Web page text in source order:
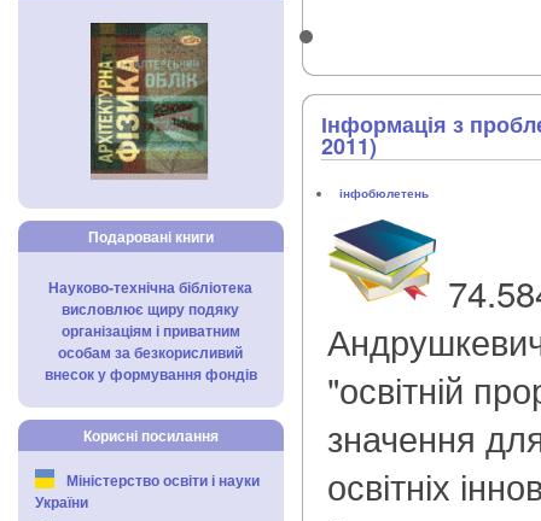
Подаровані книги
Науково-технічна бібліотека
висловлює щиру подяку
організаціям і приватним
особам за безкорисливий
внесок у формування фондів
Корисні посилання
Міністерство освіти і науки
України
Інформація з
2011)
інфобюлетень
"освітній
значення
освітніх